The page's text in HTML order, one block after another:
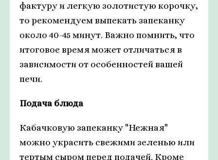
фактуру и легкую золотистую корочку,
то рекомендуем выпекать запеканку
около 40-45 минут. Важно помнить, что
итоговое время может отличаться в
зависимости от особенностей вашей
печи.
Подача блюда
Кабачковую запеканку "Нежная"
можно украсить свежими зеленью или
тертым сыром перед подачей. Кроме